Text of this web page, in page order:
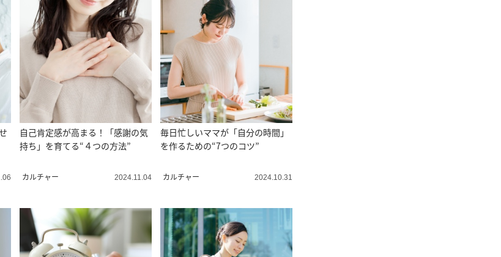
自己肯定感が高まる！「感謝の気
持ち」を育てる“４つの方法”
カルチャー 2024.11.04
毎日忙しいママが「自分の時間」
を作るための“7つのコツ”
カルチャー 2024.10.31